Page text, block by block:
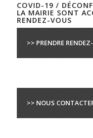
COVID-19 /
LA MAIRIE SONT
RENDEZ-VOUS
>> PRENDRE
>> NOUS